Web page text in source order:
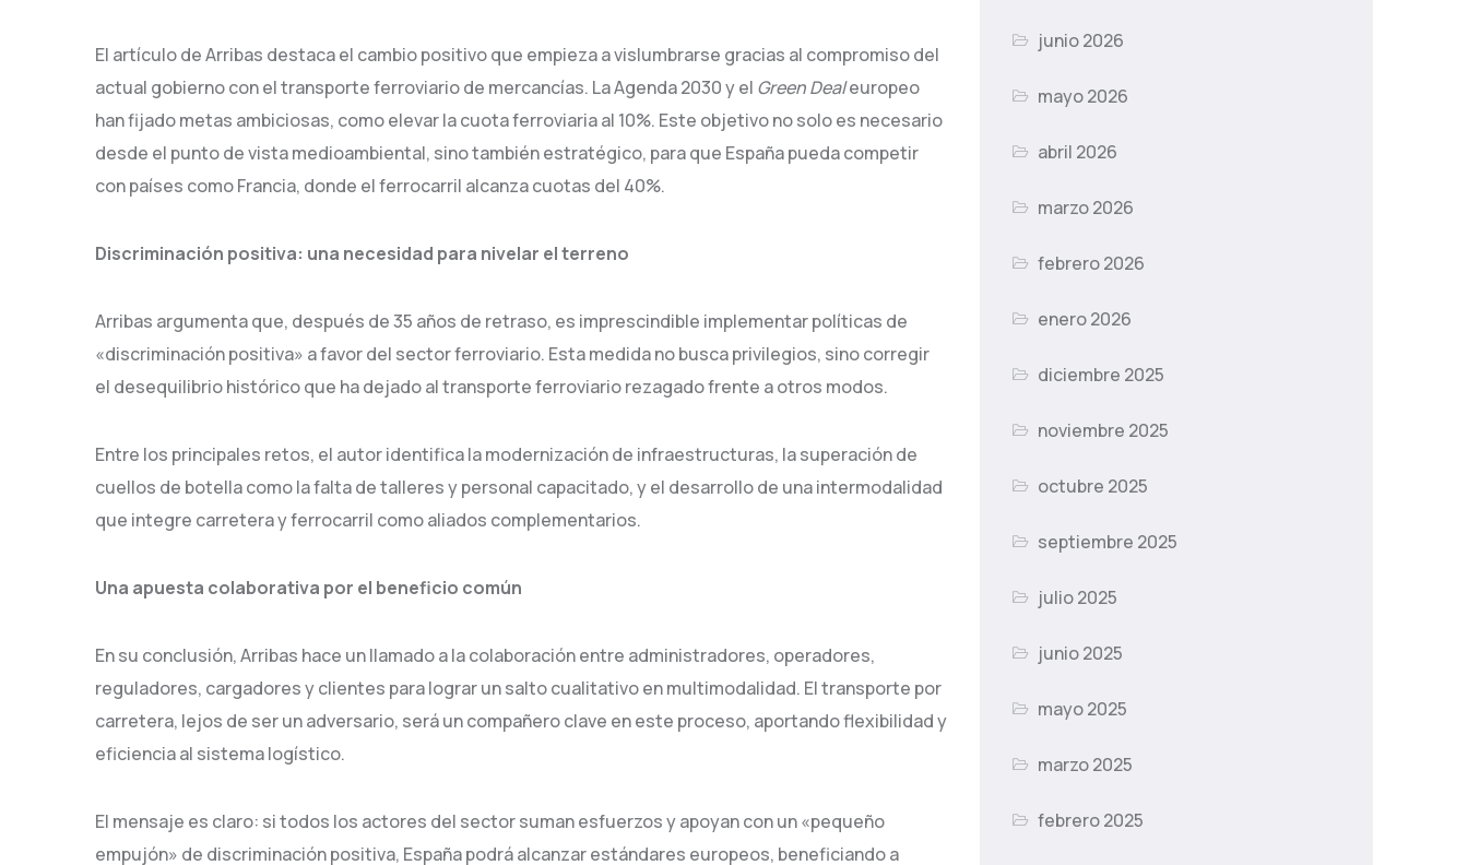
El artículo de Arribas destaca el cambio positivo que empieza a vislumbrarse gracias al compromiso del
actual gobierno con el transporte ferroviario de mercancías. La Agenda 2030 y el Green Dealeuropeo
han fijado metas ambiciosas, como elevar la cuota ferroviaria al 10%. Este objetivo no solo es necesario
desde el punto de vista medioambiental, sino también estratégico, para que España pueda competir
con países como Francia, donde el ferrocarril alcanza cuotas del 40%.
Discriminación positiva: una necesidad para nivelar el terreno
Arribas argumenta que, después de 35 años de retraso, es imprescindible implementar políticas de
«discriminación positiva» a favor del sector ferroviario. Esta medida no busca privilegios, sino corregir
el desequilibrio histórico que ha dejado al transporte ferroviario rezagado frente a otros modos.
Entre los principales retos, el autor identifica la modernización de infraestructuras, la superación de
cuellos de botella como la falta de talleres y personal capacitado, y el desarrollo de una intermodalidad
que integre carretera y ferrocarril como aliados complementarios.
Una apuesta colaborativa por el beneficio común
En su conclusión, Arribas hace un llamado a la colaboración entre administradores, operadores,
reguladores, cargadores y clientes para lograr un salto cualitativo en multimodalidad. El transporte por
carretera, lejos de ser un adversario, será un compañero clave en este proceso, aportando flexibilidad y
eficiencia al sistema logístico.
El mensaje es claro: si todos los actores del sector suman esfuerzos y apoyan con un «pequeño
empujón» de discriminación positiva, España podrá alcanzar estándares europeos, beneficiando a
junio 2026
mayo 2026
abril 2026
marzo 2026
febrero 2026
enero 2026
diciembre 2025
noviembre 2025
octubre 2025
septiembre 2025
julio 2025
junio 2025
mayo 2025
marzo 2025
febrero 2025